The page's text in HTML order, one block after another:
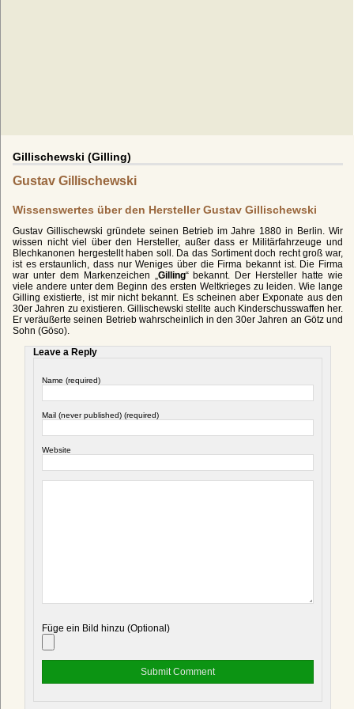
Gillischewski (Gilling)
Gustav Gillischewski
Wissenswertes über den Hersteller Gustav Gillischewski
Gustav Gillischewski gründete seinen Betrieb im Jahre 1880 in Berlin. Wir
wissen nicht viel über den Hersteller, außer dass er Militärfahrzeuge und
Blechkanonen hergestellt haben soll. Da das Sortiment doch recht groß war,
ist es erstaunlich, dass nur Weniges über die Firma bekannt ist. Die Firma
war unter dem Markenzeichen „ Gilling“ bekannt. Der Hersteller hatte wie
viele andere unter dem Beginn des ersten Weltkrieges zu leiden. Wie lange
Gilling existierte, ist mir nicht bekannt. Es scheinen aber Exponate aus den
30er Jahren zu existieren. Gillischewski stellte auch Kinderschusswaffen her.
Er veräußerte seinen Betrieb wahrscheinlich in den 30er Jahren an Götz und
Sohn (Göso).
Leave a Reply
Name (required)
Mail (never published) (required)
Website
Füge ein Bild hinzu (Optional)